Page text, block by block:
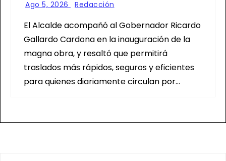
LA MOVILIDAD METROPOLITANA
Ago 5, 2026 Redacción
El Alcalde acompañó al Gobernador Ricardo
Gallardo Cardona en la inauguración de la
magna obra, y resaltó que permitirá
traslados más rápidos, seguros y eficientes
para quienes diariamente circulan por…